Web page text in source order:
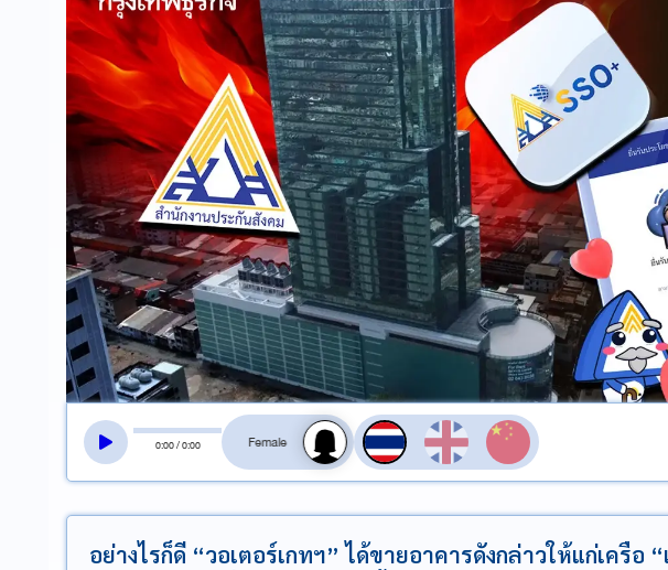
0:00/0:00
สลับเสียงอ่าน
อย่างไรก็ดี “วอเตอร์เกทฯ” ได้ขายอาคารดังกล่าวให้แก่เครือ